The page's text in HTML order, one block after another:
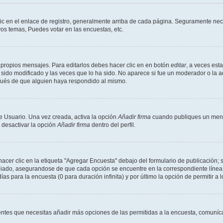
el enlace de registro, generalmente arriba de cada página. Seguramente
temas, Puedes votar en las encuestas, etc.
mensajes. Para editarlos debes hacer clic en en botón editar, a veces
modificado y las veces que lo ha sido. No aparece si fue un moderador o
de que alguien haya respondido al mismo.
Usuario. Una vez creada, activa la opciónAñadir firma cuando publiques un
desactivar la opciónAñadir firma dentro del perfil.
clic en la etiqueta "Agregar Encuesta" debajo del formulario de
asegurandose de que cada opción se encuentre en la correspondiente
para la encuesta (0 para duración infinita) y por último la opción de permitir a
que necesitas añadir más opciones de las permitidas a la encuesta,